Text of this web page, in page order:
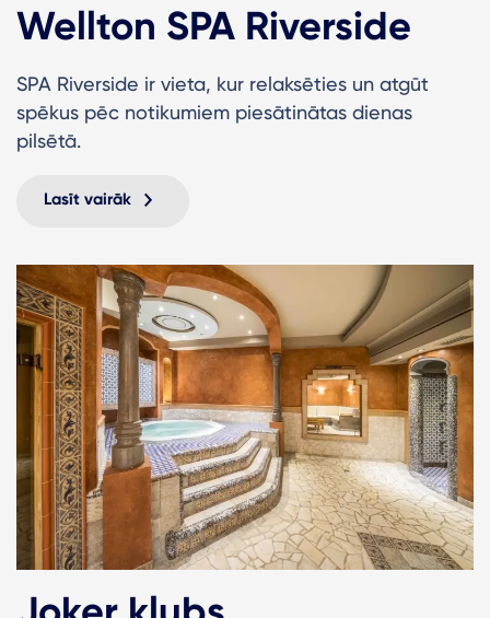
Wellton SPA Riverside
SPA Riverside ir vieta, kur relaksēties un atgūt
spēkus pēc notikumiem piesātinātas dienas
pilsētā.
Lasīt vairāk